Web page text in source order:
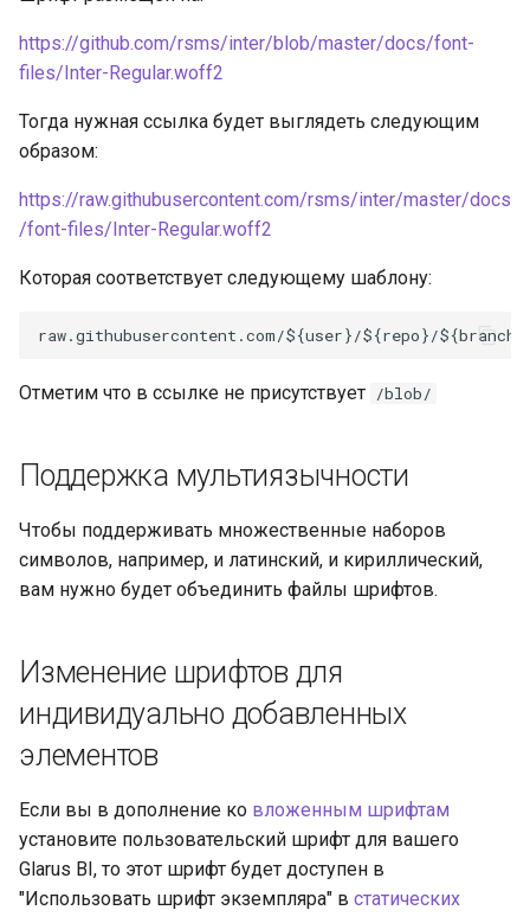
https://github.com/rsms/inter/blob/master/docs/font-
files/Inter-Regular.woff2
Тогда нужная ссылка будет выглядеть следующим
образом:
https://raw.githubusercontent.com/rsms/inter/master/docs
/font-files/Inter-Regular.woff2
Которая соответствует следующему шаблону:
Отметим что в ссылке не присутствует /blob/
Поддержка мультиязычности
Чтобы поддерживать множественные наборов
символов, например, и латинский, и кириллический,
вам нужно будет объединить файлы шрифтов.
Изменение шрифтов для
индивидуально добавленных
элементов
Если вы в дополнение ко вложенным шрифтам
установите пользовательский шрифт для вашего
Glarus BI, то этот шрифт будет доступен в
"Использовать шрифт экземпляра" в статических